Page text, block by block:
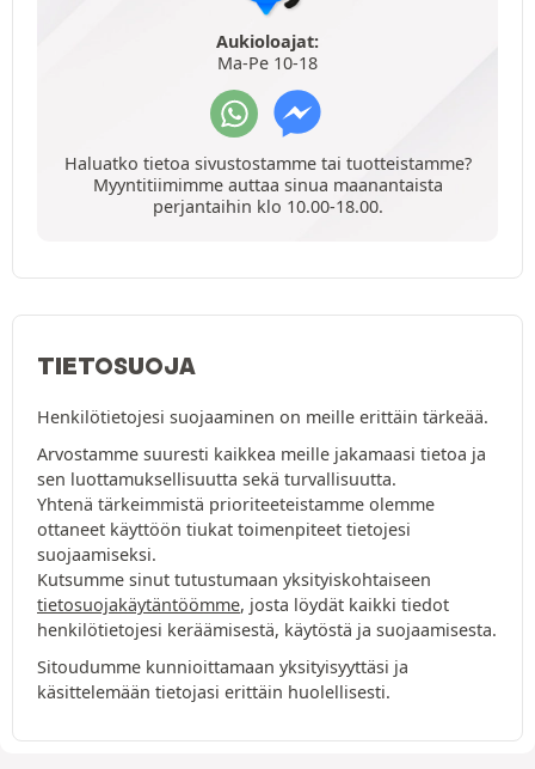
Aukioloajat:
Ma-Pe 10-18
Haluatko tietoa sivustostamme tai tuotteistamme?
Myyntitiimimme auttaa sinua maanantaista
perjantaihin klo 10.00-18.00.
TIETOSUOJA
Henkilötietojesi suojaaminen on meille erittäin tärkeää.
Arvostamme suuresti kaikkea meille jakamaasi tietoa ja
sen luottamuksellisuutta sekä turvallisuutta.
Yhtenä tärkeimmistä prioriteeteistamme olemme
ottaneet käyttöön tiukat toimenpiteet tietojesi
suojaamiseksi.
Kutsumme sinut tutustumaan yksityiskohtaiseen
tietosuojakäytäntöömme, josta löydät kaikki tiedot
henkilötietojesi keräämisestä, käytöstä ja suojaamisesta.
Sitoudumme kunnioittamaan yksityisyyttäsi ja
käsittelemään tietojasi erittäin huolellisesti.